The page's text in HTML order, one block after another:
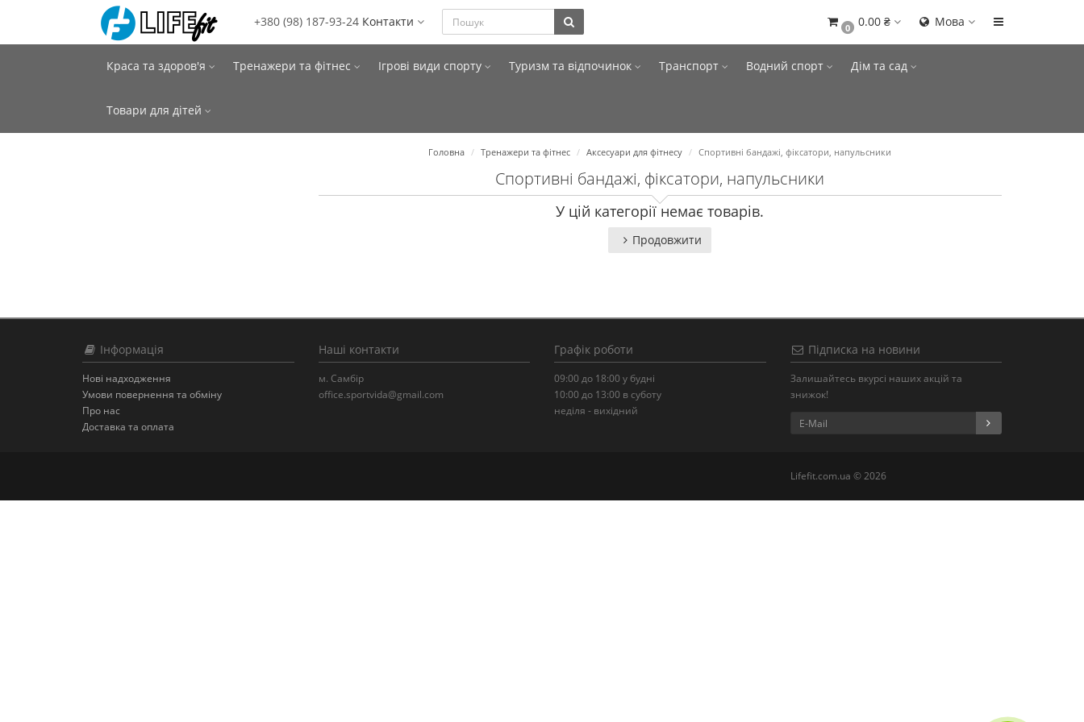
+380 (98) 187-93-24 Контакти 0 0.00 ₴ Мова
Краса та здоров'я Тренажери та фітнес Ігрові види спорту Туризм та відпочинок Транспорт Водний спорт Дім та сад
Товари для дітей
Головна Тренажери та фітнес Аксесуари для фітнесу Спортивні бандажі, фіксатори, напульсники
Спортивні бандажі, фіксатори, напульсники
У цій категорії немає товарів.
Продовжити
Інформація
Нові надходження
Умови повернення та обміну
Про нас
Доставка та оплата
Наші контакти
м. Самбір
office.sportvida@gmail.com
Графік роботи
09:00 до 18:00 у будні
10:00 до 13:00 в суботу
неділя - вихідний
Підписка на новини
Залишайтесь вкурсі наших акцій та
знижок!
Lifefit.com.ua © 2026